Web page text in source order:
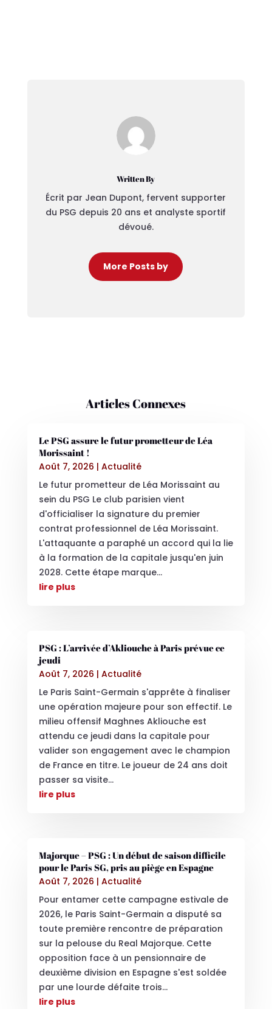
Written By
Écrit par Jean Dupont, fervent supporter
du PSG depuis 20 ans et analyste sportif
dévoué.
More Posts by
Articles Connexes
Le PSG assure le futur prometteur de Léa
Morissaint !
Août 7, 2026 | Actualité
Le futur prometteur de Léa Morissaint au
sein du PSG Le club parisien vient
d'officialiser la signature du premier
contrat professionnel de Léa Morissaint.
L'attaquante a paraphé un accord qui la lie
à la formation de la capitale jusqu'en juin
2028. Cette étape marque...
lire plus
PSG : L’arrivée d’Akliouche à Paris prévue ce
jeudi
Août 7, 2026 | Actualité
Le Paris Saint-Germain s'apprête à finaliser
une opération majeure pour son effectif. Le
milieu offensif Maghnes Akliouche est
attendu ce jeudi dans la capitale pour
valider son engagement avec le champion
de France en titre. Le joueur de 24 ans doit
passer sa visite...
lire plus
Majorque – PSG : Un début de saison difficile
pour le Paris SG, pris au piège en Espagne
Août 7, 2026 | Actualité
Pour entamer cette campagne estivale de
2026, le Paris Saint-Germain a disputé sa
toute première rencontre de préparation
sur la pelouse du Real Majorque. Cette
opposition face à un pensionnaire de
deuxième division en Espagne s'est soldée
par une lourde défaite trois...
lire plus